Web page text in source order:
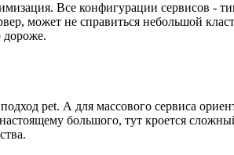
Все конфигурации сервисов -
может не справиться небольшой
дороже.
pet. А для массового сервиса
большого, тут кроется